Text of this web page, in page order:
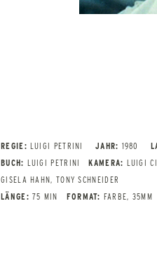
REGIE: LUIGI PETRINI JAHR: 1980
BUCH: LUIGI PETRINI KAMERA: LUIGI
GISELA HAHN, TONY SCHNEIDER
LÄNGE: 75 MIN FORMAT: FARBE, 35MM